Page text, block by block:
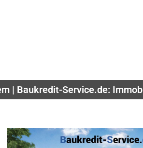
| Baukredit-Service.de: